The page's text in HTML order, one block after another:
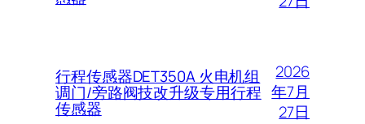
行程传感器DET350A 火电机组
调门/旁路阀技改升级专用行程
传感器
2026
年7月
27日